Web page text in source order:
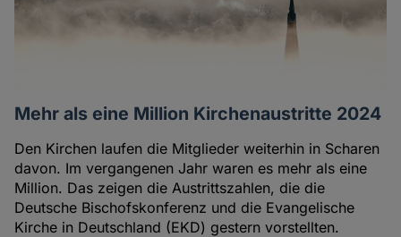
Mehr als eine Million Kirchenaustritte 2024
Den Kirchen laufen die Mitglieder weiterhin in Scharen
davon. Im vergangenen Jahr waren es mehr als eine
Million. Das zeigen die Austrittszahlen, die die
Deutsche Bischofskonferenz und die Evangelische
Kirche in Deutschland (EKD) gestern vorstellten.